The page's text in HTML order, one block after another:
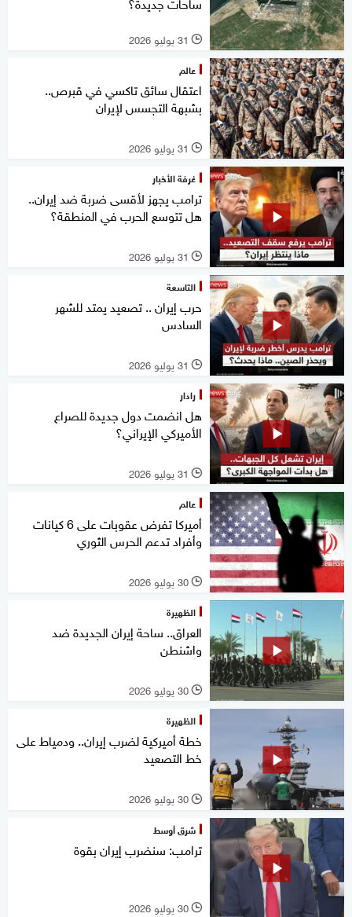
l 31 يوليو 2026
عالم
اعتقال سائق تاكسي في قبرص..
بشبهة التجسس لإيران
l 31 يوليو 2026
غرفة الأخبار
ترامب يجهز لأقسى ضربة ضد إيران..
هل تتوسع الحرب في المنطقة؟
l 31 يوليو 2026
التاسعة
حرب إيران .. تصعيد يمتد للشهر
السادس
l 31 يوليو 2026
رادار
هل انضمت دول جديدة للصراع
الأميركي الإيراني؟
l 31 يوليو 2026
عالم
أميركا تفرض عقوبات على 6 كيانات
وأفراد تدعم الحرس الثوري
l 30 يوليو 2026
الظهيرة
العراق.. ساحة إيران الجديدة ضد
واشنطن
l 30 يوليو 2026
الظهيرة
خطة أميركية لضرب إيران.. ودمياط على
خط التصعيد
l 30 يوليو 2026
شرق أوسط
ترامب: سنضرب إيران بقوة
l 30 يوليو 2026